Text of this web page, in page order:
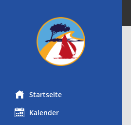
Startseite
Kalender